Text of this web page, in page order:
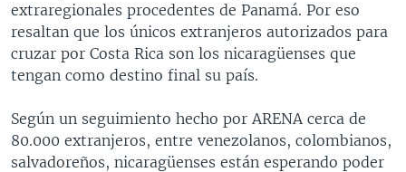
extraregionales procedentes de Panamá. Por eso
resaltan que los únicos extranjeros autorizados para
cruzar por Costa Rica son los nicaragüenses que
tengan como destino final su país.
Según un seguimiento hecho por ARENA cerca de
80.000 extranjeros, entre venezolanos, colombianos,
salvadoreños, nicaragüenses están esperando poder